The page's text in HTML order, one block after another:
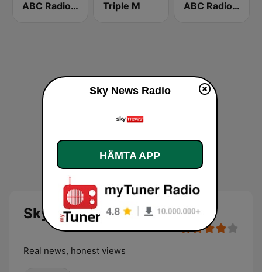
ABC Radio Melbourne Triple M ABC Radio National
Sky News Radio
Real news, honest views
Sky News Radio
HÄMTA APP